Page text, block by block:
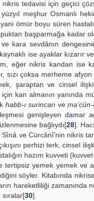
nikris tedavisi için geçici
meşhur Osmanlı
yani ömür boyu süren
başparmağa kadar
kara sevdânın
ise ayaklar kızarır
eğer nikris kandan ise
sızı çoksa merheme
şaraptan ve cinsel
kan almanın yanında
habb-ı surincan ve
genişleyen damar
bağlıydı[28].
ve Cürcânî’nin nikris
perhizi terk, cinsel
hazım kuvveti
tertipsiz yemek yemek ve
söyler. Kitabında
hareketliliği zamanında
30].